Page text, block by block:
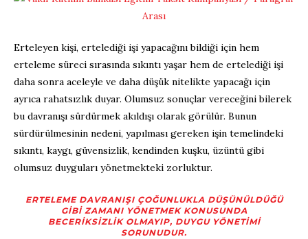
Erteleyen kişi, ertelediği işi yapacağını bildiği için hem
erteleme süreci sırasında sıkıntı yaşar hem de ertelediği işi
daha sonra aceleyle ve daha düşük nitelikte yapacağı için
ayrıca rahatsızlık duyar. Olumsuz sonuçlar vereceğini bilerek
bu davranışı sürdürmek akıldışı olarak görülür. Bunun
sürdürülmesinin nedeni, yapılması gereken işin temelindeki
sıkıntı, kaygı, güvensizlik, kendinden kuşku, üzüntü gibi
olumsuz duyguları yönetmekteki zorluktur.
ERTELEME DAVRANIŞI ÇOĞUNLUKLA DÜŞÜNÜLDÜĞÜ
GIBI ZAMANI YÖNETMEK KONUSUNDA
BECERIKSIZLIK OLMAYIP, DUYGU YÖNETIMI
SORUNUDUR.